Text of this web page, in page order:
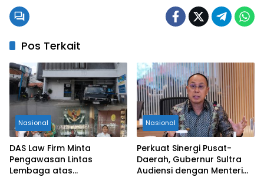
Pos Terkait
Nasional
DAS Law Firm Minta
Pengawasan Lintas
Lembaga atas
Nasional
Perkuat Sinergi Pusat-
Daerah, Gubernur Sultra
Audiensi dengan Menteri